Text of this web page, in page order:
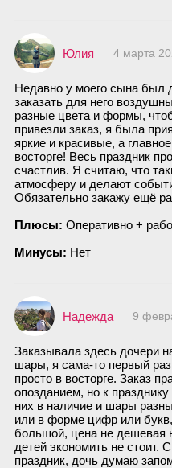
Юлия 4 марта
Недавно у моего сына был
заказать для него
разные цвета и формы,
привезли заказ, я была
яркие и красивые, а
восторге! Весь праздник
счастлив. Я считаю, что
атмосферу и делают
Обязательно закажу ещё
Плюсы: Оперативно +
Минусы: Нет
Надежда 9
Заказывала здесь дочери
шары, я сама-то первый
просто в восторге. Заказ
опозданием, но к
них в наличие и шары
или в форме цифр или
большой, цена не дешевая
детей экономить не стоит.
праздник, дочь думаю